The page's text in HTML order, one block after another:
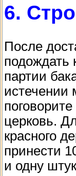
6.
После
подождать
партии
истечении
церковь.
красного
принести
и одну